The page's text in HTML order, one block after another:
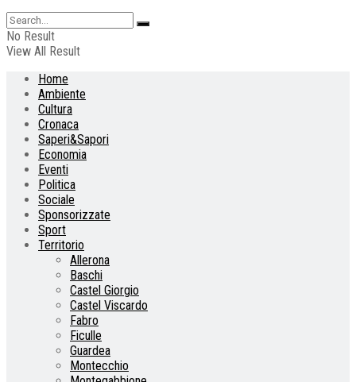
No Result
View All Result
Home
Ambiente
Cultura
Cronaca
Saperi&Sapori
Economia
Eventi
Politica
Sociale
Sponsorizzate
Sport
Territorio
Allerona
Baschi
Castel Giorgio
Castel Viscardo
Fabro
Ficulle
Guardea
Montecchio